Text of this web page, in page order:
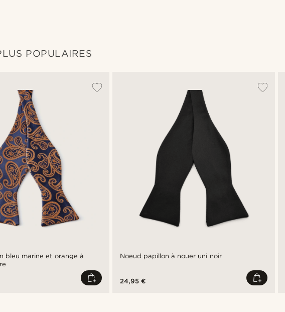
POPULAIRES
bleu marine et orange à
Noeud papillon à nouer uni noir
24,95 €